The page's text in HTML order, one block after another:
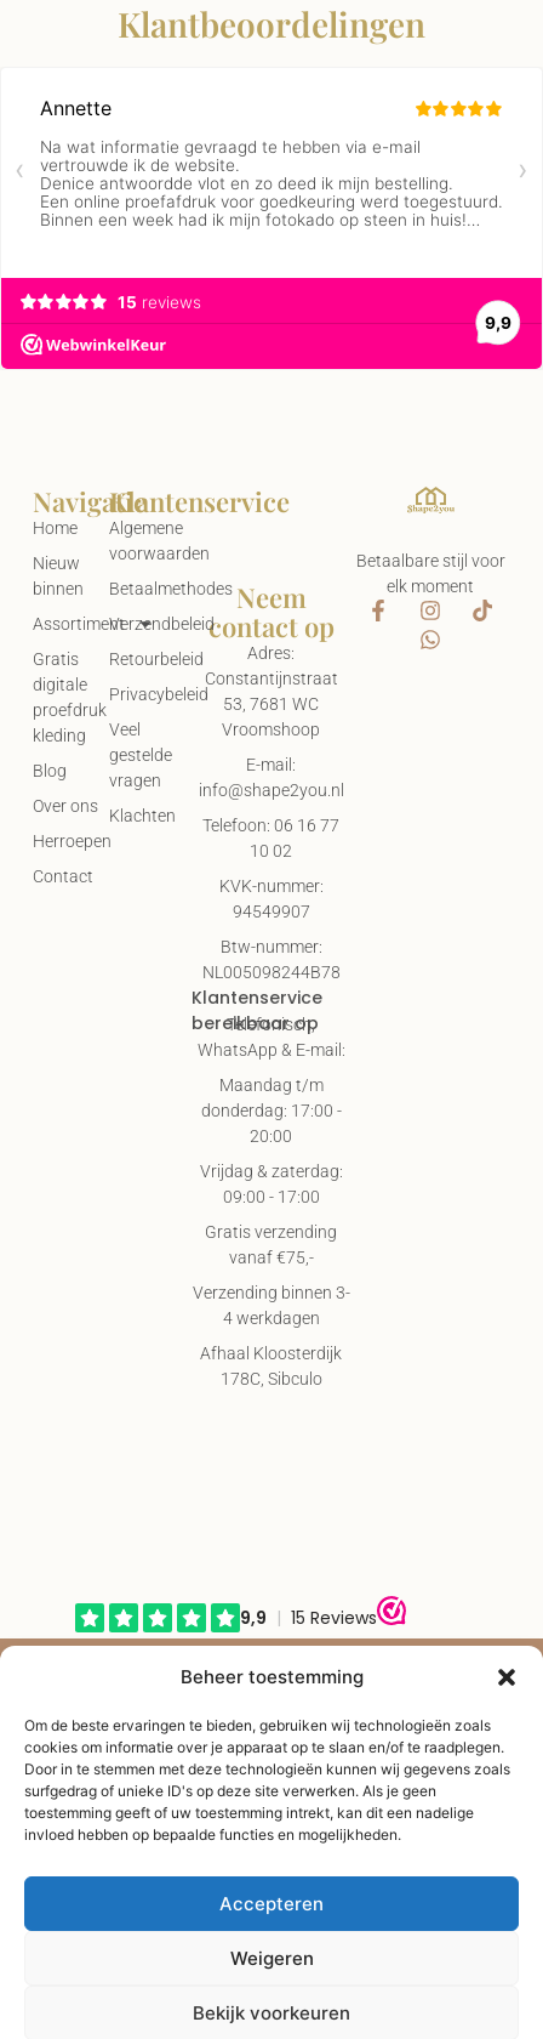
Beheer toestemming
Om de beste ervaringen te bieden, gebruiken wij technologieën zoals
cookies om informatie over je apparaat op te slaan en/of te raadplegen.
Door in te stemmen met deze technologieën kunnen wij gegevens zoals
surfgedrag of unieke ID's op deze site verwerken. Als je geen
toestemming geeft of uw toestemming intrekt, kan dit een nadelige
invloed hebben op bepaalde functies en mogelijkheden.
Accepteren
Weigeren
Bekijk voorkeuren
Klantbeoordelingen
Betaalbare stijl voor
elk moment
Klantenservice
Algemene
voorwaarden
Betaalmethodes
Verzendbeleid
Retourbeleid
Privacybeleid
Veel
gestelde
vragen
Klachten
Navigatie
Home
Nieuw
binnen
Assortiment
Gratis
digitale
proefdruk
kleding
Blog
Over ons
Herroepen
Contact
Neem
contact op
Adres:
Constantijnstraat
53, 7681 WC
Vroomshoop
E-mail:
info@shape2you.nl
Telefoon: 06 16 77
10 02
KVK-nummer:
94549907
Btw-nummer:
NL005098244B78
Klantenservice
bereikbaar op
Telefonisch,
WhatsApp & E-mail:
Maandag t/m
donderdag: 17:00 -
20:00
Vrijdag & zaterdag:
09:00 - 17:00
Gratis verzending
vanaf €75,-
Verzending binnen 3-
4 werkdagen
Afhaal Kloosterdijk
178C, Sibculo
© Shape2you All Rights Reserved.